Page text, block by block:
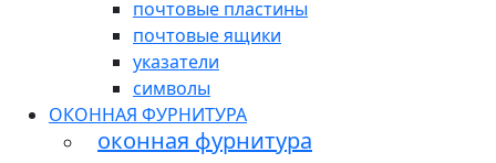
почтовые пластины
почтовые ящики
указатели
символы
ОКОННАЯ ФУРНИТУРА
оконная фурнитура